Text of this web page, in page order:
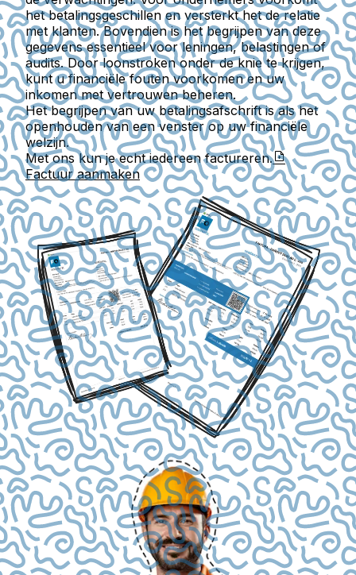
het betalingsgeschillen en versterkt het de relatie
met klanten. Bovendien is het begrijpen van deze
gegevens essentieel voor leningen, belastingen of
audits. Door loonstroken onder de knie te krijgen,
kunt u financiële fouten voorkomen en uw
inkomen met vertrouwen beheren.
Het begrijpen van uw betalingsafschrift is als het
openhouden van een venster op uw financiële
welzijn.
Met ons kun je echt iedereen factureren.
Factuur aanmaken